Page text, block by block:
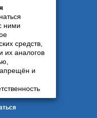
ними
средств,
их аналогов
и